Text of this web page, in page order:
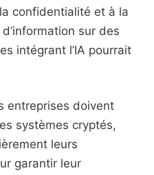
confidentialité et à la
sur des
intégrant l’IA pourrait
entreprises doivent
systèmes cryptés,
leurs
garantir leur